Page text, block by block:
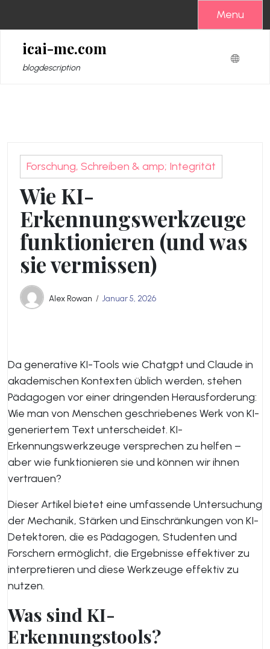
springen
Menu
icai-me.com
blogdescription
Forschung, Schreiben & amp; Integrität
Wie KI-
Erkennungswerkzeuge
funktionieren (und was
sie vermissen)
Alex Rowan Januar 5, 2026
Da generative KI-Tools wie Chatgpt und Claude in
akademischen Kontexten üblich werden, stehen
Pädagogen vor einer dringenden Herausforderung:
Wie man von Menschen geschriebenes Werk von KI-
generiertem Text unterscheidet. KI-
Erkennungswerkzeuge versprechen zu helfen –
aber wie funktionieren sie und können wir ihnen
vertrauen?
Dieser Artikel bietet eine umfassende Untersuchung
der Mechanik, Stärken und Einschränkungen von KI-
Detektoren, die es Pädagogen, Studenten und
Forschern ermöglicht, die Ergebnisse effektiver zu
interpretieren und diese Werkzeuge effektiv zu
nutzen.
Was sind KI-
Erkennungstools?